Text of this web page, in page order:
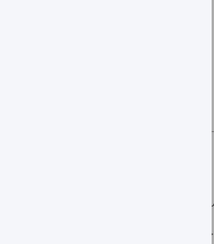
کند که نقطه تسلیم در حوالی 1.46 دلار اتفاق افتاد که با